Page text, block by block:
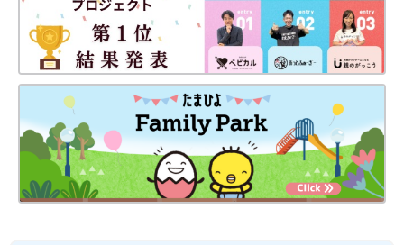
ただあるときに、男の子だということがわかって、実はすごくう
れしかったんです。男の子だと、取っ組み合いのけんかをしたっ
ていいし、多少は雑に扱ってもへっちゃらそうだし（笑）。もっ
と気楽に遊べるかなと思って、会えるのがすごく待ち遠しかった
ですね。
出産では、妻が「麻酔はしないで、痛みも味わう」と言ったとき
に、ちょっとびっくりしました。息子が生まれるときも、目ん玉
が飛び出るんじゃないかというぐらいに絶叫していたんですが、
痛みを耐えている姿を見て、本当に尊敬しましたね。そして幸運